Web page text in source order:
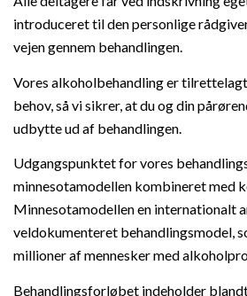
introduceret til den personlige
vejen gennem behandlingen.
Vores alkoholbehandling er
behov, så vi sikrer, at du og din
udbytte ud af behandlingen.
Udgangspunktet for vores
minnesotamodellen kombineret med
Minnesotamodellen en internationalt
veldokumenteret behandlingsmodel,
millioner af mennesker med
Behandlingsforløbet indeholder